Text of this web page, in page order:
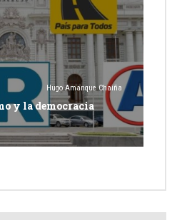
Hugo Amanque Chaiña
y la democracia